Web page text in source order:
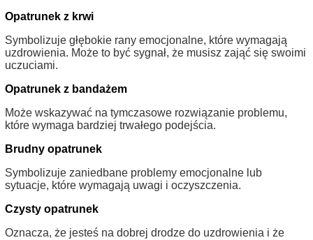
Opatrunek z krwi
Symbolizuje głębokie rany emocjonalne, które wymagają
uzdrowienia. Może to być sygnał, że musisz zająć się swoimi
uczuciami.
Opatrunek z bandażem
Może wskazywać na tymczasowe rozwiązanie problemu,
które wymaga bardziej trwałego podejścia.
Brudny opatrunek
Symbolizuje zaniedbane problemy emocjonalne lub
sytuacje, które wymagają uwagi i oczyszczenia.
Czysty opatrunek
Oznacza, że jesteś na dobrej drodze do uzdrowienia i że